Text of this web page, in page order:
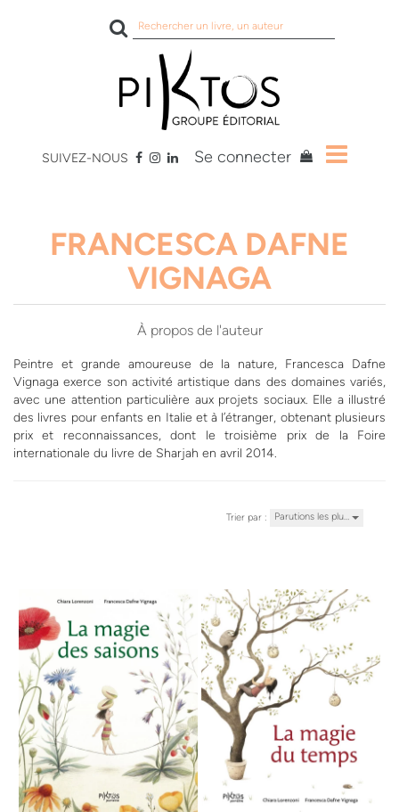
Rechercher
sur
site
SUIVEZ-NOUS Se connecter
FRANCESCA DAFNE
VIGNAGA
À propos de l'auteur
Peintre et grande amoureuse de la nature, Francesca Dafne
Vignaga exerce son activité artistique dans des domaines variés,
avec une attention particulière aux projets sociaux. Elle a illustré
des livres pour enfants en Italie et à l’étranger, obtenant plusieurs
prix et reconnaissances, dont le troisième prix de la Foire
internationale du livre de Sharjah en avril 2014.
Trier par : Parutions les plu…